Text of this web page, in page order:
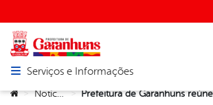
Abrir menu principal de navegação
Serviços e Informações
Você está aqui:
> Notícias >